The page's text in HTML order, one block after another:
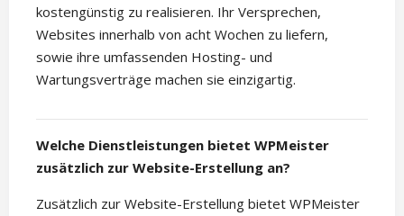
kostengünstig zu realisieren. Ihr Versprechen,
Websites innerhalb von acht Wochen zu liefern,
sowie ihre umfassenden Hosting- und
Wartungsverträge machen sie einzigartig.
Welche Dienstleistungen bietet WPMeister
zusätzlich zur Website-Erstellung an?
Zusätzlich zur Website-Erstellung bietet WPMeister